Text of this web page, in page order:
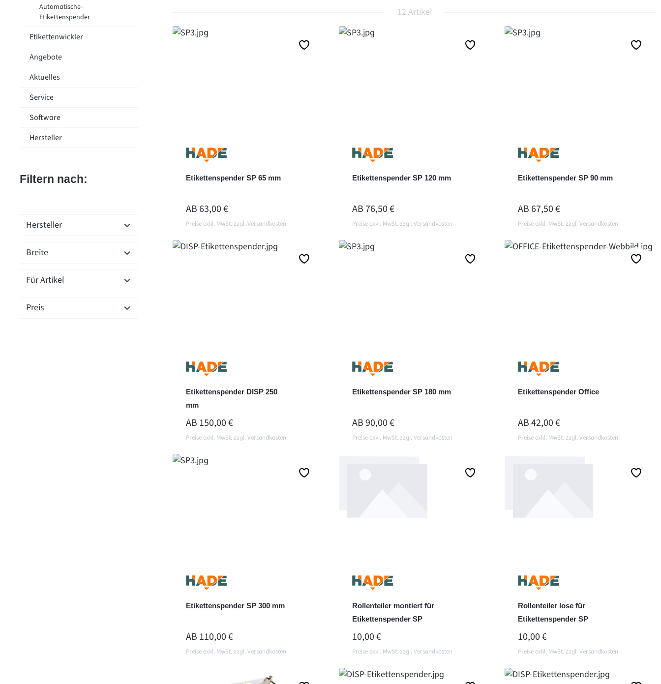
Automatische-
Etikettenspender
Etikettenwickler
Angebote
Aktuelles
Service
Software
Hersteller
Filtern nach:
Hersteller
Breite
Für Artikel
Preis
12 Artikel
Etikettenspender SP 65 mm
REGULÄRER PREIS:
AB 63,00 €
Preise exkl. MwSt. zzgl. Versandkosten
Etikettenspender SP 120 mm
REGULÄRER PREIS:
AB 76,50 €
Preise exkl. MwSt. zzgl. Versandkosten
Etikettenspender SP 90 mm
REGULÄRER PREIS:
AB 67,50 €
Preise exkl. MwSt. zzgl. Versandkosten
Etikettenspender DISP 250
mm
REGULÄRER PREIS:
AB 150,00 €
Preise exkl. MwSt. zzgl. Versandkosten
Etikettenspender SP 180 mm
REGULÄRER PREIS:
AB90,00 €
Preise exkl. MwSt. zzgl. Versandkosten
Etikettenspender Office
REGULÄRER PREIS:
AB42,00 €
Preise exkl. MwSt. zzgl. Versandkosten
Etikettenspender SP 300 mm
REGULÄRER PREIS:
AB 110,00 €
Preise exkl. MwSt. zzgl. Versandkosten
Rollenteiler montiert für
Etikettenspender SP
REGULÄRER PREIS:
10,00 €
Preise exkl. MwSt. zzgl. Versandkosten
Rollenteiler lose für
Etikettenspender SP
REGULÄRER PREIS:
10,00 €
Preise exkl. MwSt. zzgl. Versandkosten